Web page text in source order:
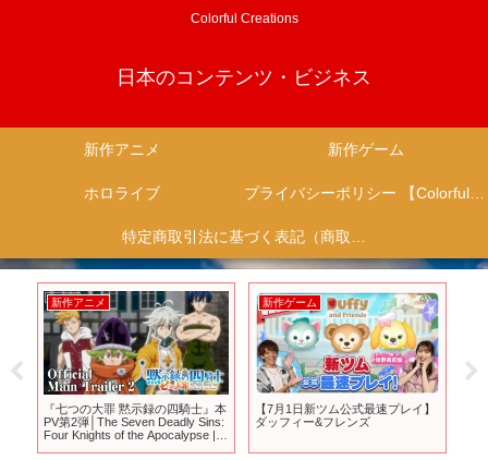
Colorful Creations
日本のコンテンツ・ビジネス
新作アニメ 新作ゲーム
ホロライブ プライバシーポリシー 【Colorful Creation】
特定商取引法に基づく表記（商取引に関する開示）
作ゲーム
月1日新ツム公式最速プレイ】
フィー&フレンズ
新作アニメ
TVアニメ『ふつつかな悪女ではご
ざいますが ~雛宮蝶鼠とりかえ伝
~』2026年放送決定／ティザービ
新作ゲーム
ゲーマー終了